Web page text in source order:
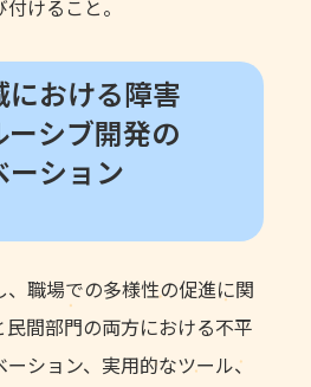
けること。
おける障害
シブ開発の
ーション
職場での多様性の促進に関
間部門の両方における不平
ション、実用的なツール、